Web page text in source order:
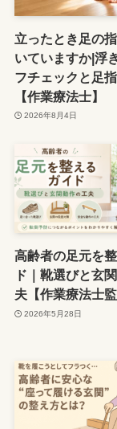
立ったとき足の
いていますか|浮
フチェックと足
【作業療法士】
2026年8月4日
高齢者の足元を
ド｜靴選びと玄
夫【作業療法士監
2026年5月28日